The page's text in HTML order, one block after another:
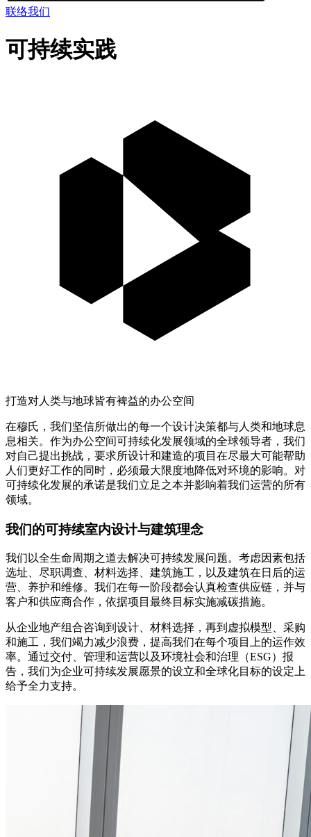
联络我们
可持续实践
打造对人类与地球皆有裨益的办公空间
在穆氏 ，我们坚信所做出的每一个设计决策都与人类和地球息
息相关。作为办公空间可持续化发展领域的全球领导者，我们
对自己提出挑战，要求所设计和建造的项目在尽最大可能帮助
人们更好工作的同时，必须最大限度地降低对环境的影响。对
可持续化发展的承诺是我们立足之本并影响着我们运营的所有
领域。
我们的可持续室内设计与建筑理念
我们以全生命周期之道去解决可持续发展问题。考虑因素包括
选址、尽职调查、材料选择、建筑施工，以及建筑在日后的运
营、养护和维修。我们在每一阶段都会认真检查供应链，并与
客户和供应商合作，依据项目最终目标实施减碳措施。
从企业地产组合咨询到设计、材料选择，再到虚拟模型、采购
和施工，我们竭力减少浪费，提高我们在每个项目上的运作效
率。通过交付、管理和运营以及环境社会和治理（ESG）报
告，我们为企业可持续发展愿景的设立和全球化目标的设定上
给予全力支持。